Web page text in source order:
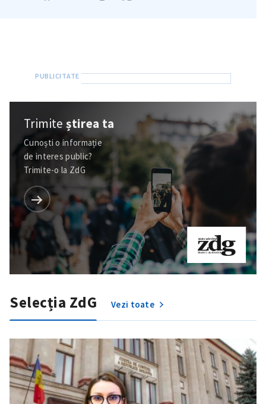
in English
Trimiteștirea ta
Cunoști o informație
de interes public?
Trimite-o la ZdG
Selecția ZdG Vezi toate